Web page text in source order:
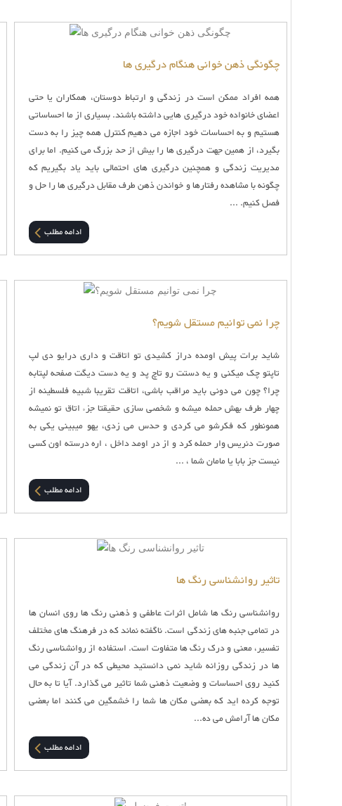
چگونگی ذهن خوانی هنگام درگیری ها
همه افراد ممکن است در زندگی و ارتباط دوستان، همکاران یا حتی
اعضای خانواده خود درگیری هایی داشته باشند. بسیاری از ما احساساتی
هستیم و به احساسات خود اجازه می دهیم کنترل همه چیز را به دست
بگیرد، از همین جهت درگیری ها را بیش از حد بزرگ می کنیم. اما برای
مدیریت زندگی و همچنین درگیری های احتمالی باید یاد بگیریم که
چگونه با مشاهده رفتارها و خواندن ذهن طرف مقابل درگیری ها را حل و
فصل کنیم. ...
ادامه مطلب
چرا نمی توانیم مستقل شویم؟
شاید برات پیش اومده دراز کشیدی تو اتاقت و داری درایو دی لپ
تاپتو چک میکنی و یه دستت رو تاچ پد و یه دست دیگت صفحه لپتابه
چرا؟ چون می دونی باید مراقب باشی، اتاقت تقریبا شبیه فلسطینه از
چهار طرف بهش حمله میشه و شخصی سازی حقیقتا جزء اتاق تو نمیشه
همونطور که فکرشو می کردی و حدس می زدی، یهو میبینی یکی به
صورت دنریس وار حمله کرد و از در اومد داخل ، اره درسته اون کسی
نیست جز بابا یا مامان شما ، ...
ادامه مطلب
تاثیر روانشناسی رنگ ها
روانشناسی رنگ ها شامل اثرات عاطفی و ذهنی رنگ ها روی انسان ها
در تمامی جنبه های زندگی است. ناگفته نماند که در فرهنگ های مختلف
تفسیر، معنی و درک رنگ ها متفاوت است. استفاده از روانشناسی رنگ
ها در زندگی روزانه شاید نمی دانستید محیطی که در آن زندگی می
کنید روی احساسات و وضعیت ذهنی شما تاثیر می گذارد. آیا تا به حال
توجه کرده اید که بعضی مکان ها شما را خشمگین می کنند اما بعضی
مکان ها آرامش می ده...
ادامه مطلب